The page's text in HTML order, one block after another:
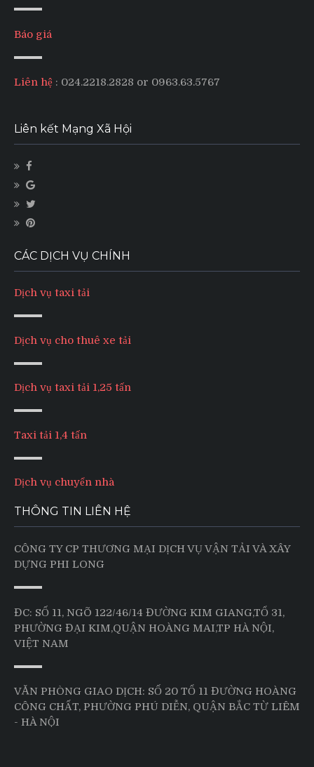
Báo giá
Liên hệ : 024.2218.2828 or 0963.63.5767
Liên kết Mạng Xã Hội
CÁC DỊCH VỤ CHÍNH
Dịch vụ taxi tải
Dịch vụ cho thuê xe tải
Dịch vụ taxi tải 1,25 tấn
Taxi tải 1,4 tấn
Dịch vụ chuyển nhà
THÔNG TIN LIÊN HỆ
CÔNG TY CP THƯƠNG MẠI DỊCH VỤ VẬN TẢI VÀ XÂY
DỰNG PHI LONG
ĐC: SỐ 11, NGÕ 122/46/14 ĐƯỜNG KIM GIANG,TỔ 31,
PHƯỜNG ĐẠI KIM,QUẬN HOÀNG MAI,TP HÀ NỘI,
VIỆT NAM
VĂN PHÒNG GIAO DỊCH: SỐ 20 TỔ 11 ĐƯỜNG HOÀNG
CÔNG CHẤT, PHƯỜNG PHÚ DIỄN, QUẬN BẮC TỪ LIÊM
- HÀ NỘI